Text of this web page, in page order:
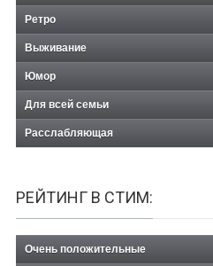
Ретро
Выживание
Юмор
Для всей семьи
Расслабляющая
РЕЙТИНГ В СТИМ:
Очень положительные